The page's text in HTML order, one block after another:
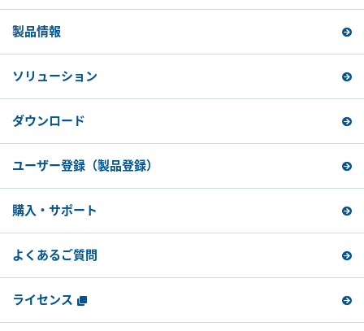
製品情報
ソリューション
ダウンロード
ユーザー登録 （製品登録）
購入・サポート
よくあるご質問
ライセンス